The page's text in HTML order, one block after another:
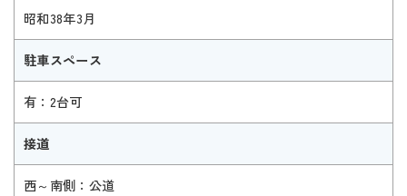
昭和38年3月
駐車スペース
有：2台可
接道
西～南側：公道